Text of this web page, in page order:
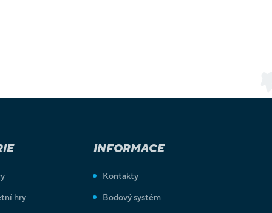
hry
INFORMACE
Kontakty
Bodový systém